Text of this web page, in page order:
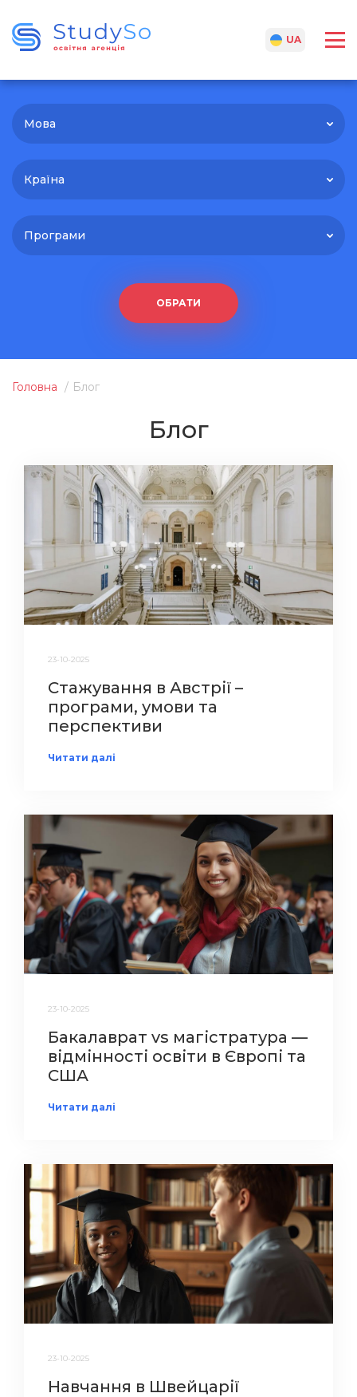
UA
Мова
Країна
Програми
ОБРАТИ
Головна Блог
Блог
23-10-2025
Стажування в Австрії –
програми, умови та
перспективи
Читати далі
23-10-2025
Бакалаврат vs магістратура —
відмінності освіти в Європі та
США
Читати далі
23-10-2025
Навчання в Швейцарії